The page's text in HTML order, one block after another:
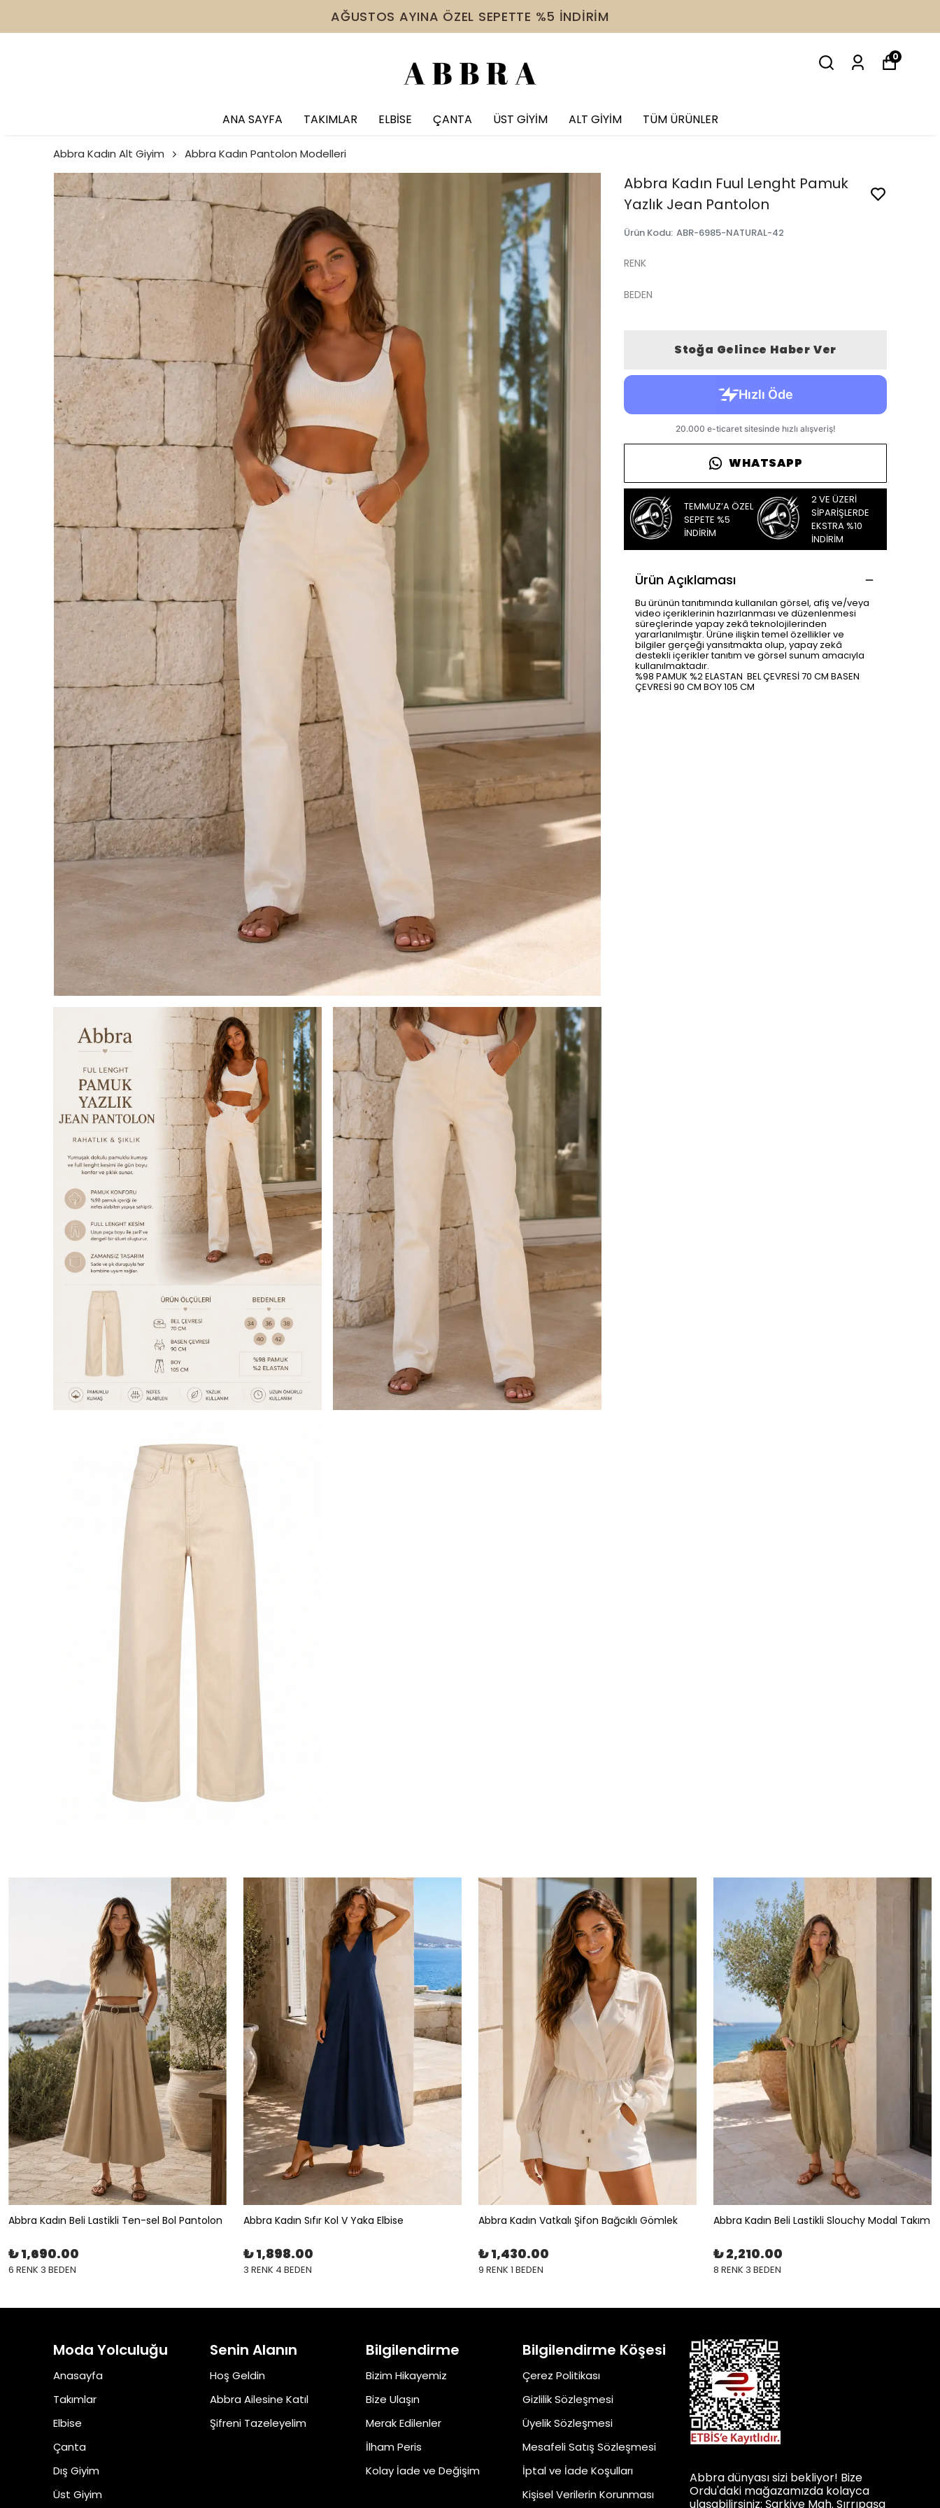
AĞUSTOS AYINA ÖZEL SEPETTE %5 İNDİRİM
ANA SAYFA TAKIMLAR ELBİSE ÇANTA ÜST GİYİM ALT GİYİM TÜM ÜRÜNLER
0
Abbra Kadın Alt Giyim Abbra Kadın Pantolon Modelleri
Abbra Kadın Fuul Lenght Pamuk
Yazlık Jean Pantolon
Ürün Kodu: ABR-6985-NATURAL-42
RENK
BEDEN
Stoğa Gelince Haber Ver
WHATSAPP
TEMMUZ’A ÖZEL
SEPETE %5
İNDİRİM
2 VE ÜZERİ
SİPARİŞLERDE
EKSTRA %10
İNDİRİM
Ürün Açıklaması
Bu ürünün tanıtımında kullanılan görsel, afiş ve/veya
video içeriklerinin hazırlanması ve düzenlenmesi
süreçlerinde yapay zekâ teknolojilerinden
yararlanılmıştır. Ürüne ilişkin temel özellikler ve
bilgiler gerçeği yansıtmakta olup, yapay zekâ
destekli içerikler tanıtım ve görsel sunum amacıyla
kullanılmaktadır.
%98 PAMUK %2 ELASTAN BEL ÇEVRESİ 70 CM BASEN
ÇEVRESİ 90 CM BOY 105 CM
Abbra Kadın Beli Lastikli Ten-sel Bol Pantolon
₺ 1,690.00
6 RENK 3 BEDEN
Abbra Kadın Sıfır Kol V Yaka Elbise
₺ 1,898.00
3 RENK 4 BEDEN
Abbra Kadın Vatkalı Şifon Bağcıklı Gömlek
₺ 1,430.00
9 RENK 1 BEDEN
Abbra Kadın Beli Lastikli Slouchy Modal Takım
₺ 2,210.00
8 RENK 3 BEDEN
Moda Yolculuğu
Anasayfa
Takımlar
Elbise
Çanta
Dış Giyim
Üst Giyim
Senin Alanın
Hoş Geldin
Abbra Ailesine Katıl
Şifreni Tazeleyelim
Bilgilendirme
Bizim Hikayemiz
Bize Ulaşın
Merak Edilenler
İlham Peris
Kolay İade ve Değişim
Bilgilendirme Köşesi
Çerez Politikası
Gizlilik Sözleşmesi
Üyelik Sözleşmesi
Mesafeli Satış Sözleşmesi
İptal ve İade Koşulları
Kişisel Verilerin Korunması
Abbra dünyası sizi bekliyor! Bize
Ordu'daki mağazamızda kolayca
ulaşabilirsiniz: Şarkiye Mah. Sırrıpaşa